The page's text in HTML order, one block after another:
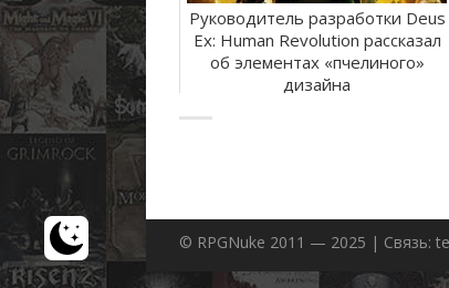
Руководитель разработки Deus
Ex: Human Revolution рассказал
об элементах «пчелиного»
дизайна
© RPGNuke 2011 — 2025 | Связь: